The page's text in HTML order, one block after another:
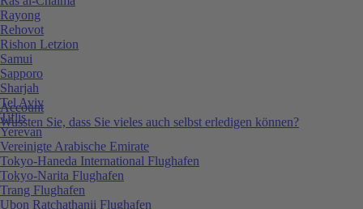
Account
Wussten Sie, dass Sie vieles auch selbst erledigen können?
Rayong
Rehovot
Rishon Letzion
Samui
Sapporo
Sharjah
Tel Aviv
Tiflis
Yerevan
Vereinigte Arabische Emirate
Tokyo-Haneda International Flughafen
Tokyo-Narita Flughafen
Trang Flughafen
Ubon Ratchathanii Flughafen